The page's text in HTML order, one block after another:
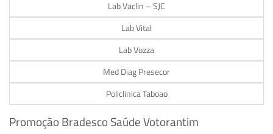
Lab Vaclin – SJC
Lab Vital
Lab Vozza
Med Diag Presecor
Policlinica Taboao
Promoção Bradesco Saúde Votorantim